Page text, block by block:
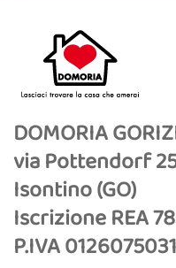
DOMORIA
via Pottendorf
Isontino (GO)
Iscrizione REA
P.IVA